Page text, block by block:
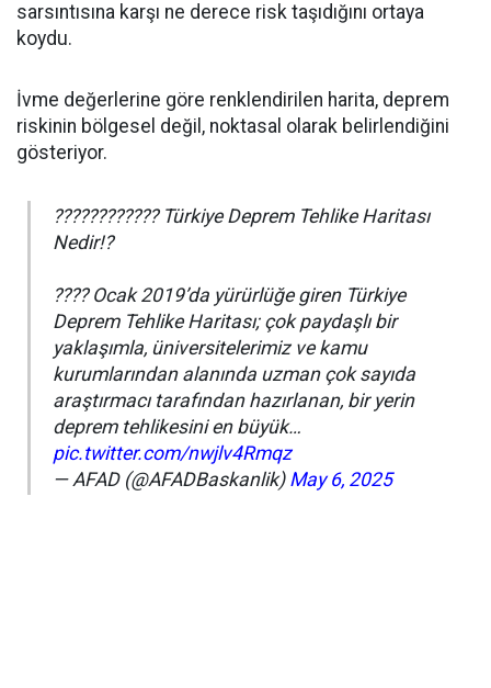
sarsıntısına karşı ne derece risk taşıdığını ortaya
koydu.
İvme değerlerine göre renklendirilen harita, deprem
riskinin bölgesel değil, noktasal olarak belirlendiğini
gösteriyor.
????????????️ Türkiye Deprem Tehlike Haritası
Nedir!?
????️ Ocak 2019’da yürürlüğe giren Türkiye
Deprem Tehlike Haritası; çok paydaşlı bir
yaklaşımla, üniversitelerimiz ve kamu
kurumlarından alanında uzman çok sayıda
araştırmacı tarafından hazırlanan, bir yerin
deprem tehlikesini en büyük…
pic.twitter.com/nwjlv4Rmqz
— AFAD (@AFADBaskanlik) May 6, 2025